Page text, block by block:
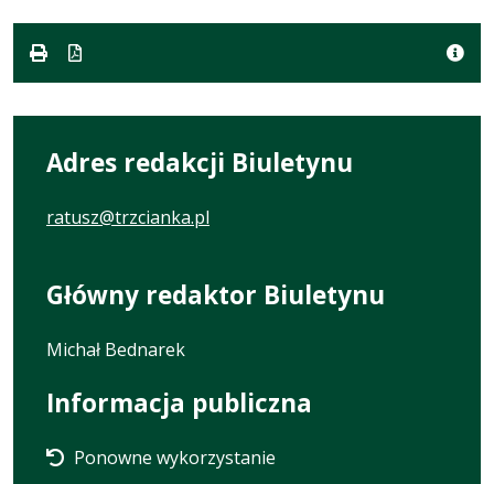
Adres redakcji Biuletynu
ratusz@trzcianka.pl
Główny redaktor Biuletynu
Michał Bednarek
Informacja publiczna
Ponowne wykorzystanie